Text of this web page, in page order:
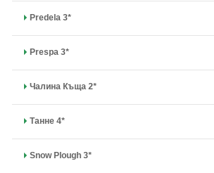
Predela 3*
Prespa 3*
Чалина Къща 2*
Танне 4*
Snow Plough 3*